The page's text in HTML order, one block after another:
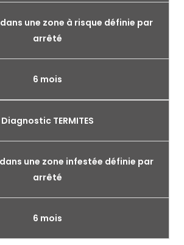
une zone à risque définie par
arrêté
6 mois
Diagnostic TERMITES
une zone infestée définie par
arrêté
6 mois